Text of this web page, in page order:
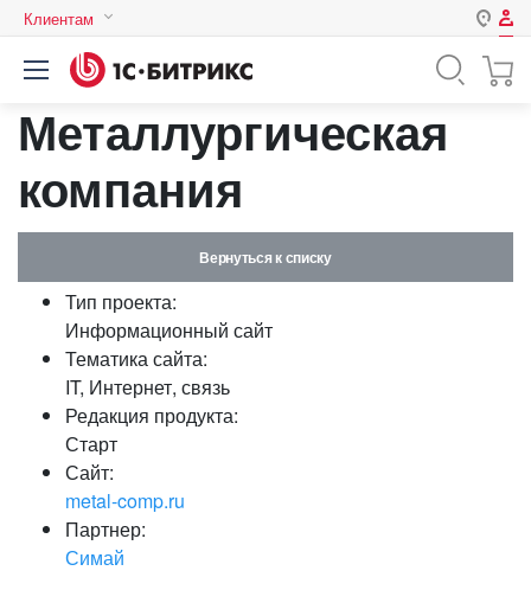
Клиентам
Казахстан
Авторизация
Логин
Пароль
Запомнить меня на этом
Забыли свой пароль?
Металлургическая
компания
Вернуться к списку
Тип проекта:
Информационный сайт
Тематика сайта:
IT, Интернет, связь
Редакция продукта:
Старт
Сайт:
metal-comp.ru
Партнер:
Симай